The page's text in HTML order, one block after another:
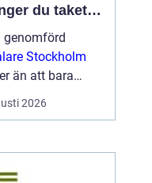
du takets
och höjer
på huset
genomförd
Stockholm
än att bara
upp husets
Den skyddar
2026